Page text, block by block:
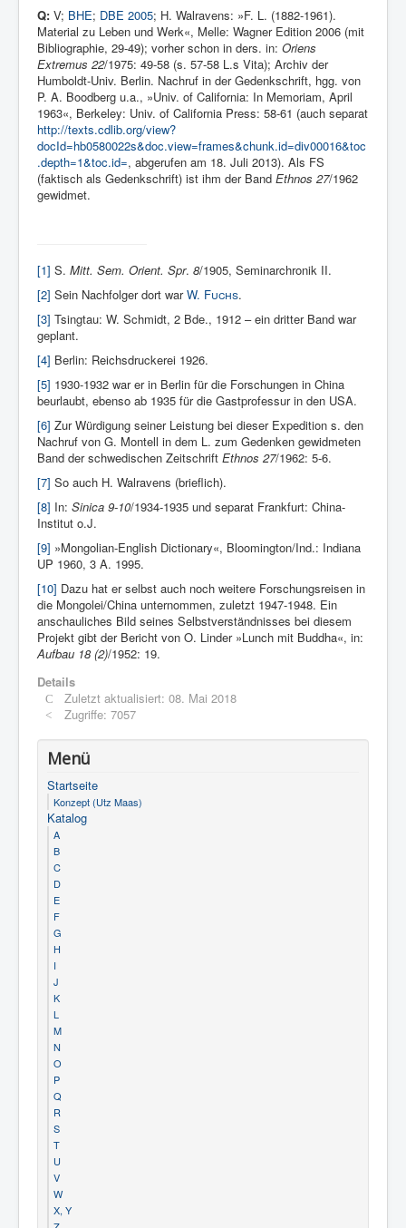
Q: V; BHE; DBE 2005; H. Walravens: »F. L. (1882-1961).
Material zu Leben und Werk«, Melle: Wagner Edition 2006 (mit
Bibliographie, 29-49); vorher schon in ders. in: Oriens
Extremus 22/1975: 49-58 (s. 57-58 L.s Vita); Archiv der
Humboldt-Univ. Berlin. Nachruf in der Gedenkschrift, hgg. von
P. A. Boodberg u.a., »Univ. of California: In Memoriam, April
1963«, Berkeley: Univ. of California Press: 58-61 (auch separat
http://texts.cdlib.org/view?
docId=hb0580022s&doc.view=frames&chunk.id=div00016&toc
.depth=1&toc.id=, abgerufen am 18. Juli 2013). Als FS
(faktisch als Gedenkschrift) ist ihm der Band Ethnos 27/1962
gewidmet.
[1] S. Mitt. Sem. Orient. Spr. 8/1905, Seminarchronik II.
[2] Sein Nachfolger dort warW. Fuchs.
[3] Tsi­ngtau: W. Schmidt, 2 Bde., 1912 – ein dritter Band war
geplant.
[4] Berlin: Reichsdruckerei 1926.
[5] 1930-1932 war er in Berlin für die Forschungen in China
beurlaubt, ebenso ab 1935 für die Gastprofessur in den USA.
[6] Zur Würdigung seiner Leistung bei dieser Expedition s. den
Nachruf von G. Montell in dem L. zum Gedenken gewidmeten
Band der schwedischen Zeitschrift Ethnos 27/1962: 5-6.
[7] So auch H. Walravens (brieflich).
[8] In: Sinica 9-10/1934-1935 und separat Frankfurt: China-
Institut o.J.
[9] »Mongolian-English Dictionary«, Bloomington/Ind.: Indiana
UP 1960, 3 A. 1995.
[10] Dazu hat er selbst auch noch weitere Forschungsreisen in
die Mongolei/China unternommen, zuletzt 1947-1948. Ein
anschauliches Bild seines Selbstverständnisses bei diesem
Projekt gibt der Bericht von O. Linder »Lunch mit Buddha«, in:
Aufbau 18 (2)/1952: 19.
Details
Zuletzt aktualisiert: 08. Mai 2018
Zugriffe: 7057
Menü
Startseite
Konzept (Utz Maas)
Katalog
A
B
C
D
E
F
G
H
I
J
K
L
M
N
O
P
Q
R
S
T
U
V
W
X, Y